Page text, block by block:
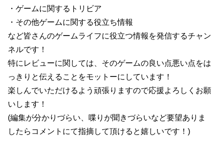
・ゲームに関するトリビア
・その他ゲームに関する役立ち情報
など皆さんのゲームライフに役立つ情報を発信するチャン
ネルです！
特にレビューに関しては、そのゲームの良い点悪い点をは
っきりと伝えることをモットーにしています！
楽しんでいただけるよう頑張りますので応援よろしくお願
いします！
(編集が分かりづらい、喋りが聞きづらいなど要望ありま
したらコメントにて指摘して頂けると嬉しいです！)